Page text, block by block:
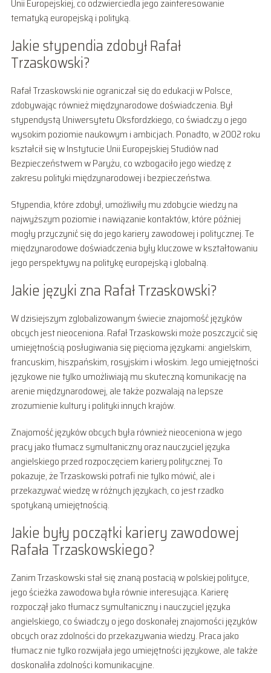
Unii Europejskiej, co odzwierciedla jego zainteresowanie
tematyką europejską i polityką.
Jakie stypendia zdobył Rafał
Trzaskowski?
Rafał Trzaskowski nie ograniczał się do edukacji w Polsce,
zdobywając również międzynarodowe doświadczenia. Był
stypendystą Uniwersytetu Oksfordzkiego, co świadczy o jego
wysokim poziomie naukowym i ambicjach. Ponadto, w 2002 roku
kształcił się w Instytucie Unii Europejskiej Studiów nad
Bezpieczeństwem w Paryżu, co wzbogaciło jego wiedzę z
zakresu polityki międzynarodowej i bezpieczeństwa.
Stypendia, które zdobył, umożliwiły mu zdobycie wiedzy na
najwyższym poziomie i nawiązanie kontaktów, które później
mogły przyczynić się do jego kariery zawodowej i politycznej. Te
międzynarodowe doświadczenia były kluczowe w kształtowaniu
jego perspektywy na politykę europejską i globalną.
Jakie języki zna Rafał Trzaskowski?
W dzisiejszym zglobalizowanym świecie znajomość języków
obcych jest nieoceniona. Rafał Trzaskowski może poszczycić się
umiejętnością posługiwania się pięcioma językami: angielskim,
francuskim, hiszpańskim, rosyjskim i włoskim. Jego umiejętności
językowe nie tylko umożliwiają mu skuteczną komunikację na
arenie międzynarodowej, ale także pozwalają na lepsze
zrozumienie kultury i polityki innych krajów.
Znajomość języków obcych była również nieoceniona w jego
pracy jako tłumacz symultaniczny oraz nauczyciel języka
angielskiego przed rozpoczęciem kariery politycznej. To
pokazuje, że Trzaskowski potrafi nie tylko mówić, ale i
przekazywać wiedzę w różnych językach, co jest rzadko
spotykaną umiejętnością.
Jakie były początki kariery zawodowej
Rafała Trzaskowskiego?
Zanim Trzaskowski stał się znaną postacią w polskiej polityce,
jego ścieżka zawodowa była równie interesująca. Karierę
rozpoczął jako tłumacz symultaniczny i nauczyciel języka
angielskiego, co świadczy o jego doskonałej znajomości języków
obcych oraz zdolności do przekazywania wiedzy. Praca jako
tłumacz nie tylko rozwijała jego umiejętności językowe, ale także
doskonaliła zdolności komunikacyjne.